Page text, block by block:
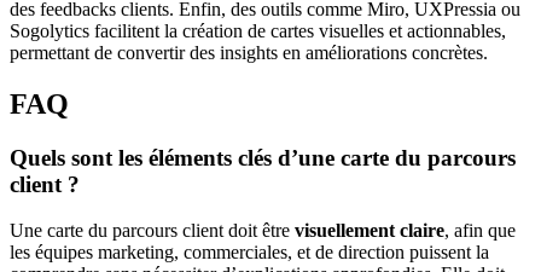
des feedbacks clients. Enfin, des outils comme Miro, UXPressia ou
Sogolytics facilitent la création de cartes visuelles et actionnables,
permettant de convertir des insights en améliorations concrètes.
FAQ
Quels sont les éléments clés d’une carte du parcours
client ?
Une carte du parcours client doit être visuellement claire, afin que
les équipes marketing, commerciales, et de direction puissent la